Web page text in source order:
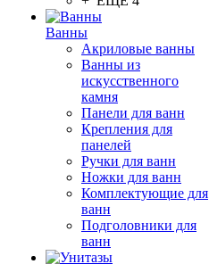
Ванны
Акриловые ванны
Ванны из
искусственного
камня
Панели для ванн
Крепления для
панелей
Ручки для ванн
Ножки для ванн
Комплектующие для
ванн
Подголовники для
ванн